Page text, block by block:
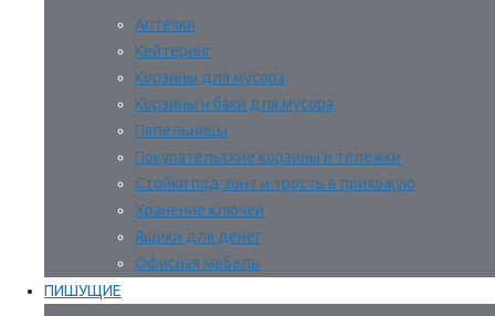
Аптечки
Кейтеринг
Корзины для мусора
Корзины и баки для мусора
Пепельницы
Покупательские корзины и тележки
Стойки под зонт и трость в прихожую
Хранение ключей
Ящики для денег
Офисная мебель
ПИШУЩИЕ